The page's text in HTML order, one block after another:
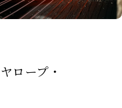
ロープ・